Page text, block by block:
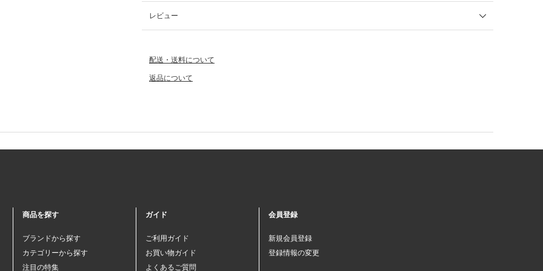
レビュー
配送・送料について
返品について
商品を探す
ブランドから探す
カテゴリーから探す
注目の特集
ガイド
ご利用ガイド
お買い物ガイド
よくあるご質問
会員登録
新規会員登録
登録情報の変更